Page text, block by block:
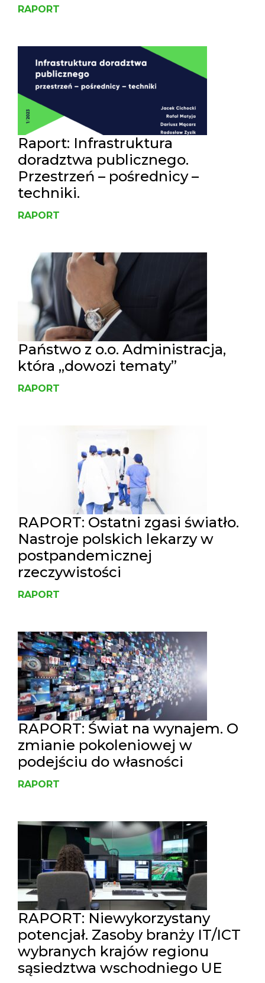
RAPORT
Raport: Infrastruktura
doradztwa publicznego.
Przestrzeń – pośrednicy –
techniki.
RAPORT
Państwo z o.o. Administracja,
która „dowozi tematy”
RAPORT
RAPORT: Ostatni zgasi światło.
Nastroje polskich lekarzy w
postpandemicznej
rzeczywistości
RAPORT
RAPORT: Świat na wynajem. O
zmianie pokoleniowej w
podejściu do własności
RAPORT
RAPORT: Niewykorzystany
potencjał. Zasoby branży IT/ICT
wybranych krajów regionu
sąsiedztwa wschodniego UE